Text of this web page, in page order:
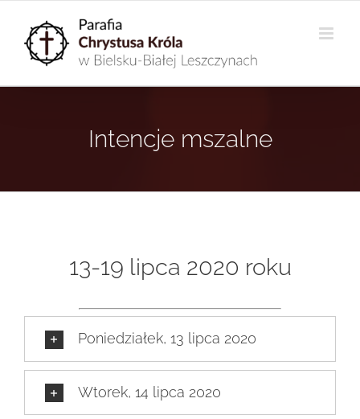
zawartości
Intencje mszalne
13-19 lipca 2020 roku
Poniedziałek, 13 lipca 2020
Wtorek, 14 lipca 2020